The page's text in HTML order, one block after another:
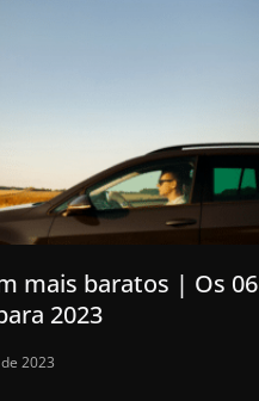
mais baratos | Os 06
2023
2023